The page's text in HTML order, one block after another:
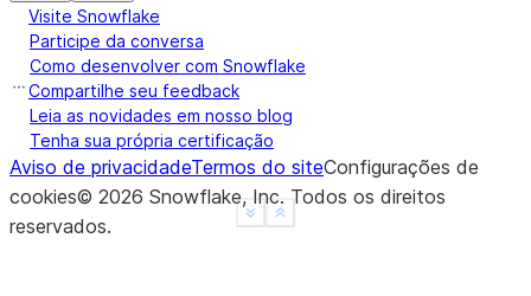
Show less
See more
Visite Snowflake
Participe da conversa
Como desenvolver com Snowflake
Compartilhe seu feedback
Leia as novidades em nosso blog
Tenha sua própria certificação
Aviso de privacidadeTermos do siteConfigurações de
cookies© 2026 Snowflake, Inc. Todos os direitos
reservados.